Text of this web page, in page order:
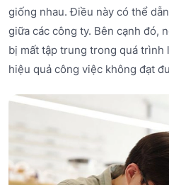
giống nhau. Điều này có thể
giữa các công ty. Bên cạnh đó,
bị mất tập trung trong quá trình
hiệu quả công việc không đạt